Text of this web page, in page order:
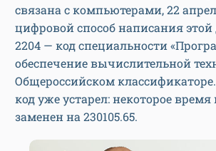
связана с компьютерами, 22
цифровой способ написания этой
2204 — код специальности
обеспечение вычислительной
Общероссийском
код уже устарел: некоторое
заменен на 230105.65.